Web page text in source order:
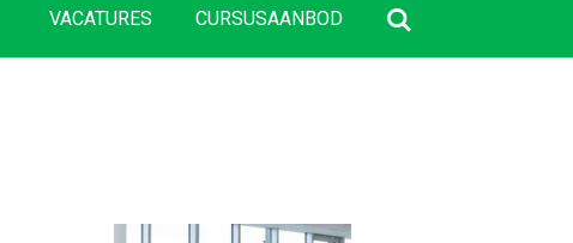
VACATURES CURSUSAANBOD